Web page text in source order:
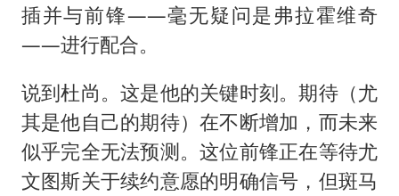
插并与前锋——毫无疑问是弗拉霍维奇
——进行配合。
说到杜尚。这是他的关键时刻。期待（尤
其是他自己的期待）在不断增加，而未来
似乎完全无法预测。这位前锋正在等待尤
文图斯关于续约意愿的明确信号，但斑马